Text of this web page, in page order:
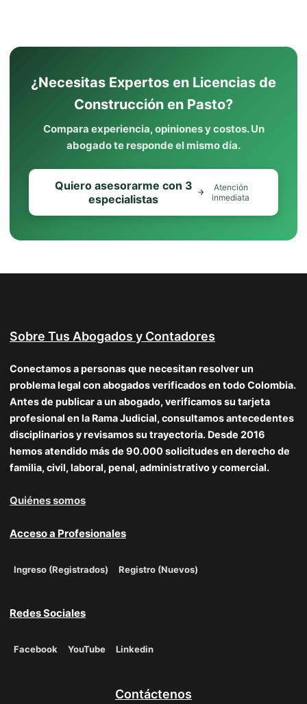
¿Necesitas Expertos en Licencias de
Construcción en Pasto?
Compara experiencia, opiniones y costos. Un
abogado te responde el mismo día.
Quiero asesorarme con 3
especialistas
Atención
inmediata
Sobre Tus Abogados y Contadores
Conectamos a personas que necesitan resolver un
problema legal con abogados verificados en todo Colombia.
Antes de publicar a un abogado, verificamos su tarjeta
profesional en la Rama Judicial, consultamos antecedentes
disciplinarios y revisamos su trayectoria. Desde 2016
hemos atendido más de 90.000 solicitudes en derecho de
familia, civil, laboral, penal, administrativo y comercial.
Quiénes somos
Acceso a Profesionales
Ingreso (Registrados) Registro (Nuevos)
Redes Sociales
Facebook YouTube Linkedin
Contáctenos